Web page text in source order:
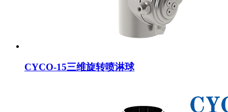
CYCO-15三维旋转喷淋球